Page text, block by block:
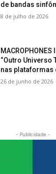
de bandas
8 de julho de 2026
“Outro Universo
nas plataformas
26 de junho de 2026
- Publicidade -